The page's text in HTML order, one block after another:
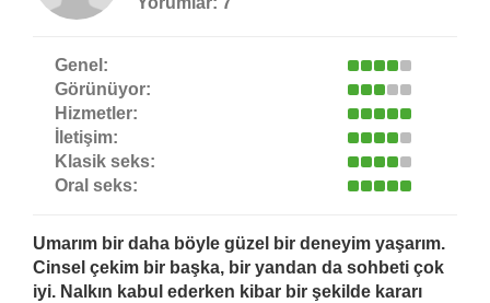
Genel:
Görünüyor:
Hizmetler:
İletişim:
Klasik seks:
Oral seks:
Umarım bir daha böyle güzel bir deneyim yaşarım.
Cinsel çekim bir başka, bir yandan da sohbeti çok
iyi. Nalkın kabul ederken kibar bir şekilde kararı